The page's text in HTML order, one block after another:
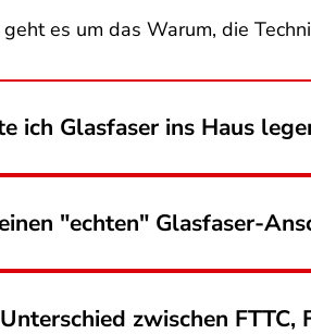
es um das Warum, die
ich Glasfaser ins Haus
"echten" Glasfaser-
zwischen